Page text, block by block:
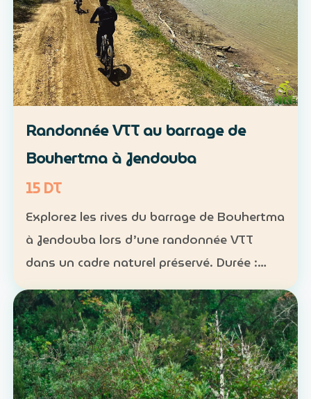
Randonnée VTT au barrage de
Bouhertma à Jendouba
15 DT
Explorez les rives du barrage de Bouhertma
à Jendouba lors d’une randonnée VTT
dans un cadre naturel préservé. Durée :
environ 1 h à 1 h 30 Niveau : intermédiaire
Groupe : de 5 à 16 participants Tarif : 15 DT
par perso…